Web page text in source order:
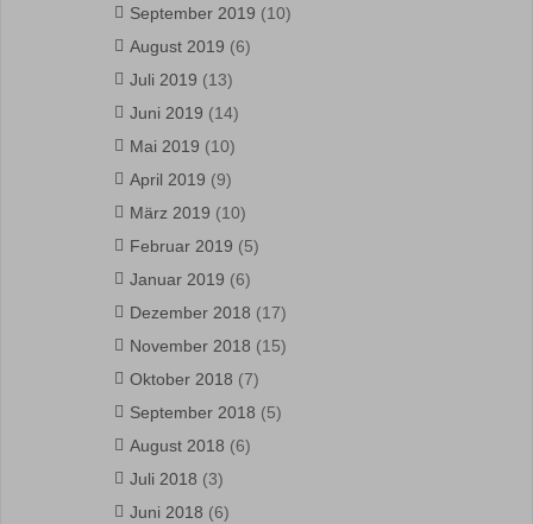
September 2019 (10)
August 2019 (6)
Juli 2019 (13)
Juni 2019 (14)
Mai 2019 (10)
April 2019 (9)
März 2019 (10)
Februar 2019 (5)
Januar 2019 (6)
Dezember 2018 (17)
November 2018 (15)
Oktober 2018 (7)
September 2018 (5)
August 2018 (6)
Juli 2018 (3)
Juni 2018 (6)